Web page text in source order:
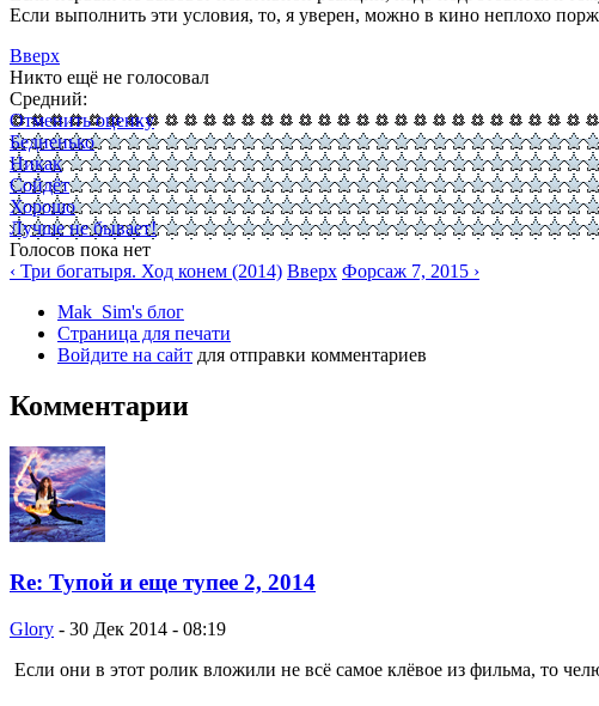
Если выполнить эти условия, то, я уверен, можно в кино неплохо
Вверх
Никто ещё не голосовал
Средний:
Отменить оценку
Бедненько
Никак
Сойдёт
Хорошо
Лучше не бывает!
Голосов пока нет
‹ Три богатыря. Ход конем (2014) Вверх Форсаж 7, 2015 ›
Mak_Sim's блог
Страница для печати
Войдите на сайт для отправки комментариев
Комментарии
Re: Тупой и еще тупее 2, 2014
Glory - 30 Дек 2014 - 08:19
Если они в этот ролик вложили не всё самое клёвое из фильма, то